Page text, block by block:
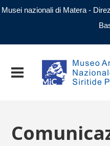
Musei nazionali di Matera -